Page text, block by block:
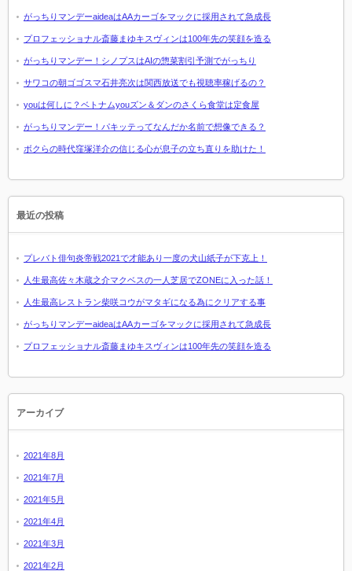
がっちりマンデーaideaはAAカーゴをマックに採用されて急成長
プロフェッショナル斎藤まゆキスヴィンは100年先の笑顔を造る
がっちりマンデー！シノプスはAIの惣菜割引予測でがっちり
サワコの朝ゴゴスマ石井亮次は関西放送でも視聴率稼げるの？
youは何しに？ベトナムyouズン＆ダンのさくら食堂は定食屋
がっちりマンデー！パキッテってなんだか名前で想像できる？
ボクらの時代窪塚洋介の信じる心が息子の立ち直りを助けた！
最近の投稿
プレバト俳句炎帝戦2021で才能あり一度の犬山紙子が下克上！
人生最高佐々木蔵之介マクベスの一人芝居でZONEに入った話！
人生最高レストラン柴咲コウがマタギになる為にクリアする事
がっちりマンデーaideaはAAカーゴをマックに採用されて急成長
プロフェッショナル斎藤まゆキスヴィンは100年先の笑顔を造る
アーカイブ
2021年8月
2021年7月
2021年5月
2021年4月
2021年3月
2021年2月